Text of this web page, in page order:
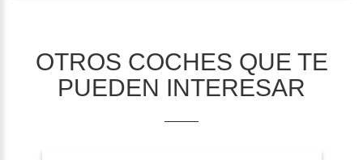
OTROS COCHES QUE TE
PUEDEN INTERESAR